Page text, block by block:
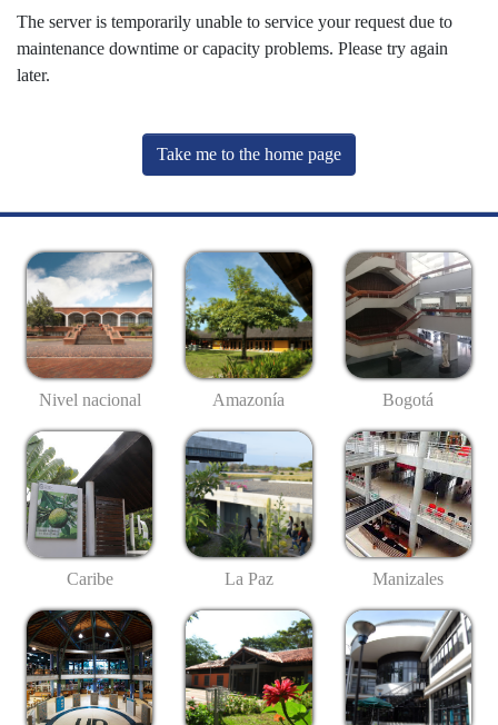
The server is temporarily unable to service your request due to
maintenance downtime or capacity problems. Please try again
later.
Take me to the home page
Nivel nacional Amazonía Bogotá
Caribe La Paz Manizales